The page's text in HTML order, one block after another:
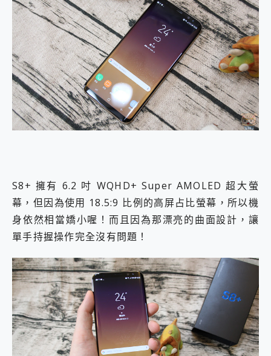
S8+ 擁有 6.2 吋 WQHD+ Super AMOLED 超大螢
幕，但因為使用 18.5:9 比例的高屏占比螢幕，所以機
身依然相當嬌小喔！而且因為那漂亮的曲面設計，讓
單手持握操作完全沒有問題！